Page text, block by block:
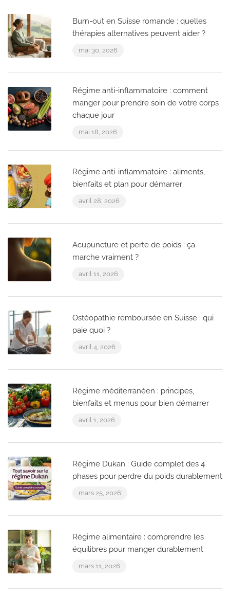
Burn-out en Suisse romande : quelles
thérapies alternatives peuvent aider ?
mai 30, 2026
Régime anti-inflammatoire : comment
manger pour prendre soin de votre corps
chaque jour
mai 18, 2026
Régime anti-inflammatoire : aliments,
bienfaits et plan pour démarrer
avril 28, 2026
Acupuncture et perte de poids : ça
marche vraiment ?
avril 11, 2026
Ostéopathie remboursée en Suisse : qui
paie quoi ?
avril 4, 2026
Régime méditerranéen : principes,
bienfaits et menus pour bien démarrer
avril 1, 2026
Régime Dukan : Guide complet des 4
phases pour perdre du poids durablement
mars 25, 2026
Régime alimentaire : comprendre les
équilibres pour manger durablement
mars 11, 2026